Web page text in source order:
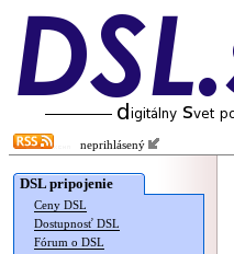
neprihlásený
DSL pripojenie
Ceny DSL
Dostupnosť DSL
Fórum o DSL